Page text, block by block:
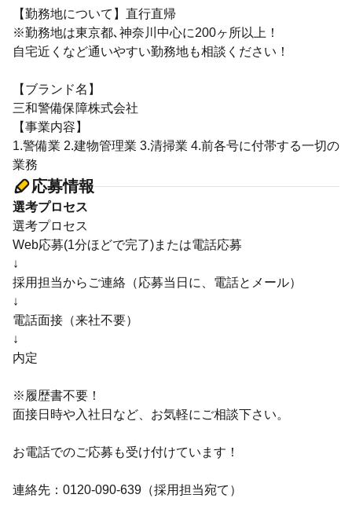
【勤務地について】直行直帰
※勤務地は東京都､神奈川中心に200ヶ所以上！
自宅近くなど通いやすい勤務地も相談ください！
【ブランド名】
三和警備保障株式会社
【事業内容】
1.警備業 2.建物管理業 3.清掃業 4.前各号に付帯する一切の
業務
応募情報
選考プロセス
選考プロセス
Web応募(1分ほどで完了)または電話応募
↓
採用担当からご連絡（応募当日に、電話とメール）
↓
電話面接（来社不要）
↓
内定
※履歴書不要！
面接日時や入社日など、お気軽にご相談下さい。
お電話でのご応募も受け付けています！
連絡先：0120-090-639（採用担当宛て）